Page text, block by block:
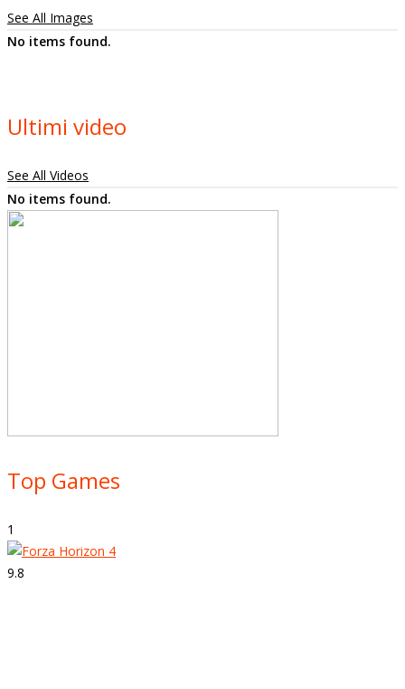
See All Images
No items found.
Ultimi video
See All Videos
No items found.
Top Games
1
9.8